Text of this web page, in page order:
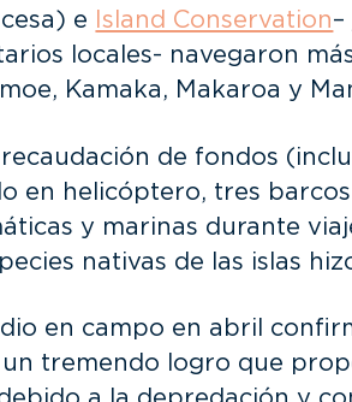
e Island Conservation
locales- navegaron
Kamaka, Makaroa y
de fondos
en helicóptero, tres
y marinas durante
nativas de las islas
en campo en abril
un tremendo logro que